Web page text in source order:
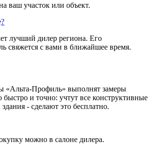
ваш участок или объект.
?
лучший дилер региона. Его
свяжется с вами в ближайшее время.
«Альта-Профиль» выполнят замеры
быстро и точно: учтут все конструктивные
- сделают это бесплатно.
можно в салоне дилера.